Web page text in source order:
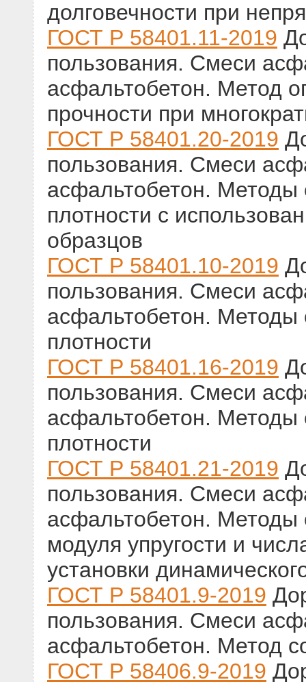
долговечности при
ГОСТ Р 58401.11-2019
пользования. Смеси
асфальтобетон. Метод
прочности при
ГОСТ Р 58401.20-2019
пользования. Смеси
асфальтобетон.
плотности с
образцов
ГОСТ Р 58401.10-2019
пользования. Смеси
асфальтобетон.
плотности
ГОСТ Р 58401.16-2019
пользования. Смеси
асфальтобетон. Методы
плотности
ГОСТ Р 58401.21-2019
пользования. Смеси
асфальтобетон. Методы
модуля упругости и
установки
ГОСТ Р 58401.9-2019
пользования. Смеси
асфальтобетон. Метод
ГОСТ Р 58406.9-2019